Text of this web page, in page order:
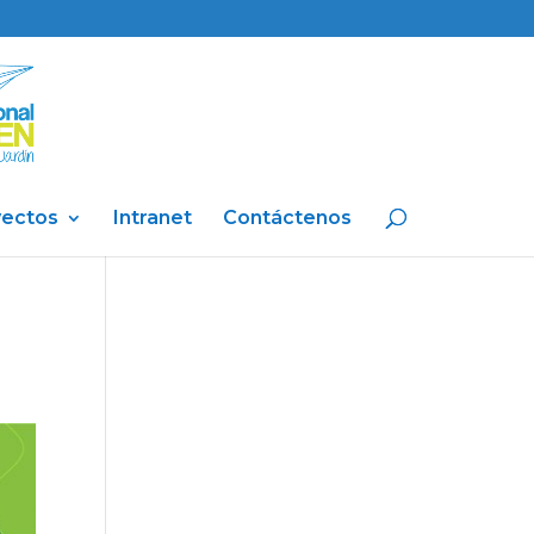
Intranet Contáctenos